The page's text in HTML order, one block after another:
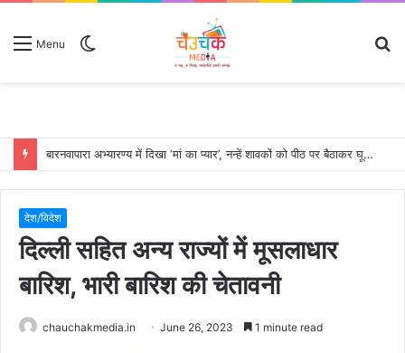
Menu
बारनवापारा अभ्यारण्य में दिखा ‘मां का प्यार’, नन्हें शावकों को पीठ पर बैठाकर घूमती दिखी मादा भालू
देश/विदेश
दिल्ली सहित अन्य राज्यों में मूसलाधार
बारिश, भारी बारिश की चेतावनी
chauchakmedia.in June 26, 2023 1 minute read